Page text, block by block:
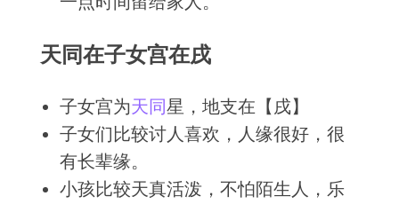
天同在子女宫在戌
子女宫为天同星，地支在【戌】
子女们比较讨人喜欢，人缘很好，很
有长辈缘。
小孩比较天真活泼，不怕陌生人，乐